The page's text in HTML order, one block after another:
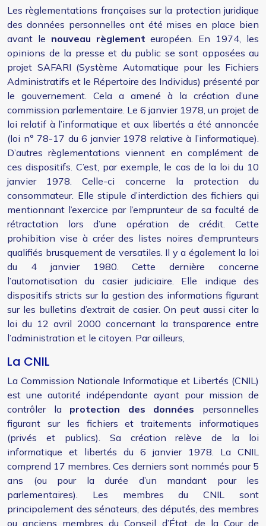
Les règlementations françaises sur la protection juridique
des données personnelles ont été mises en place bien
avant le nouveau règlement européen. En 1974, les
opinions de la presse et du public se sont opposées au
projet SAFARI (Système Automatique pour les Fichiers
Administratifs et le Répertoire des Individus) présenté par
le gouvernement. Cela a amené à la création d’une
commission parlementaire. Le 6 janvier 1978, un projet de
loi relatif à l’informatique et aux libertés a été annoncée
(loi n° 78-17 du 6 janvier 1978 relative à l’informatique).
D’autres règlementations viennent en complément de
ces dispositifs. C’est, par exemple, le cas de la loi du 10
janvier 1978. Celle-ci concerne la protection du
consommateur. Elle stipule d’interdiction des fichiers qui
mentionnant l’exercice par l’emprunteur de sa faculté de
rétractation lors d’une opération de crédit. Cette
prohibition vise à créer des listes noires d’emprunteurs
qualifiés brusquement de versatiles. Il y a également la loi
du 4 janvier 1980. Cette dernière concerne
l’automatisation du casier judiciaire. Elle indique des
dispositifs stricts sur la gestion des informations figurant
sur les bulletins d’extrait de casier. On peut aussi citer la
loi du 12 avril 2000 concernant la transparence entre
l’administration et le citoyen. Par ailleurs,
La CNIL
La Commission Nationale Informatique et Libertés (CNIL)
est une autorité indépendante ayant pour mission de
contrôler la protection des données personnelles
figurant sur les fichiers et traitements informatiques
(privés et publics). Sa création relève de la loi
informatique et libertés du 6 janvier 1978. La CNIL
comprend 17 membres. Ces derniers sont nommés pour 5
ans (ou pour la durée d’un mandant pour les
parlementaires). Les membres du CNIL sont
principalement des sénateurs, des députés, des membres
ou anciens membres du Conseil d’État, de la Cour de